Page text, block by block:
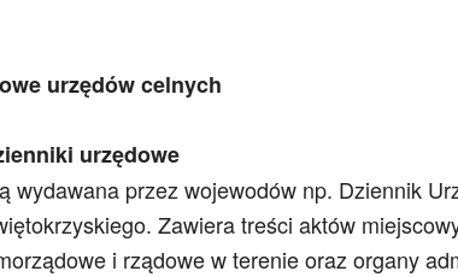
urzędów celnych
urzędowe
wydawana przez wojewodów np. Dziennik
Zawiera treści aktów
i rządowe w terenie oraz organy